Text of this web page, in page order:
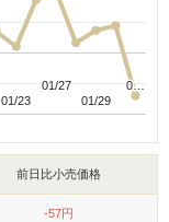
01/23
01/23
01/27
01/27
01/29
01/29
0…
0…
前日比小売価格
-57円